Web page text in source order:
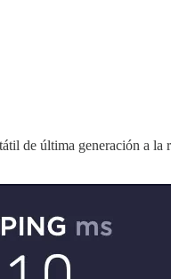
de última generación a la